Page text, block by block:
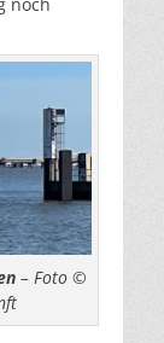
– Foto ©